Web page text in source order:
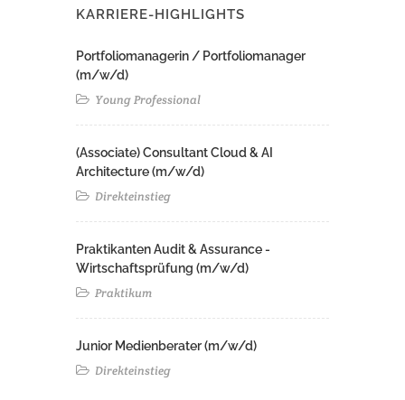
KARRIERE-HIGHLIGHTS
Portfoliomanagerin / Portfoliomanager
(m/w/d)
Young Professional
(Associate) Consultant Cloud & AI
Architecture (m/w/d)​ ​
Direkteinstieg
Praktikanten Audit & Assurance -
Wirtschaftsprüfung (m/w/d)
Praktikum
Junior Medienberater (m/w/d)
Direkteinstieg